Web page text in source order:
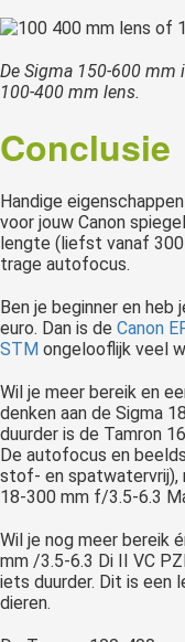
De Sigma 150-600 mm
100-400 mm lens.
Conclusie
Handige
voor jouw Canon
lengte (liefst vanaf
trage autofocus.
Ben je beginner en
euro. Dan is de Canon
STM ongelooflijk veel
Wil je meer bereik en
denken aan de Sigma
duurder is de Tamron
De autofocus en
stof- en spatwatervrij),
18-300 mm f/3.5-6.3
Wil je nog meer bereik
mm /3.5-6.3 Di II VC
iets duurder. Dit is een
dieren.